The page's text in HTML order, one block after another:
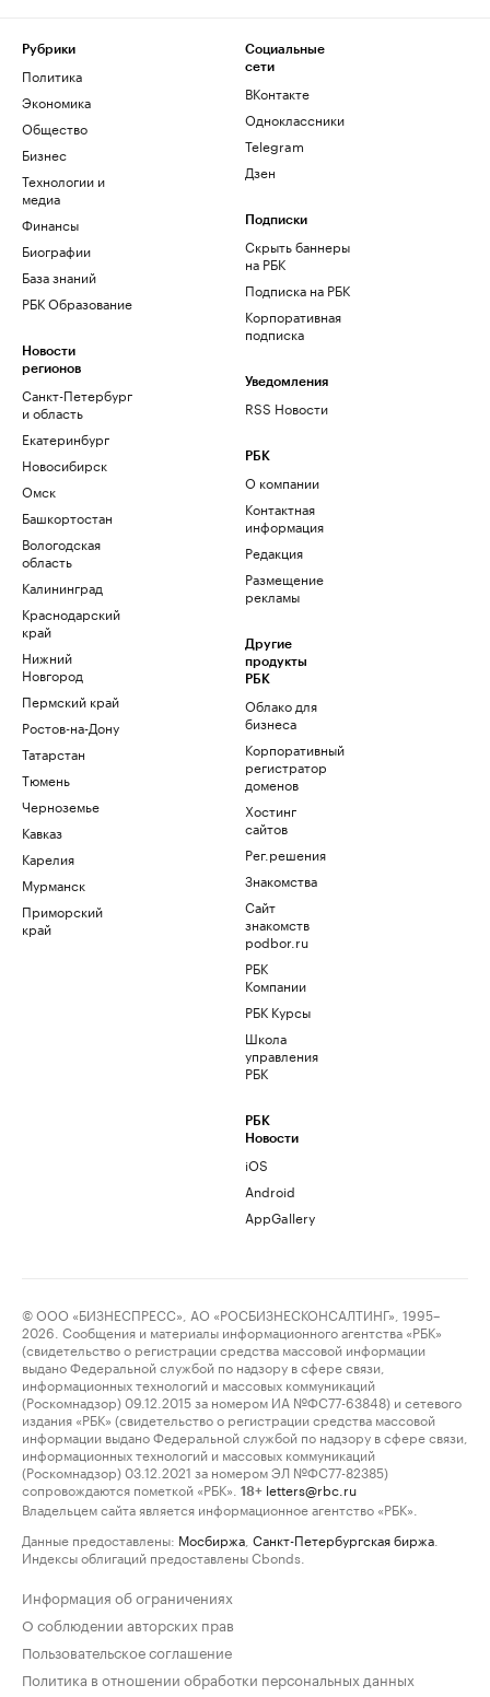
Рубрики
Политика
Экономика
Общество
Бизнес
Технологии и
медиа
Финансы
Биографии
База знаний
РБК Образование
Новости
регионов
Санкт-Петербург
и область
Екатеринбург
Новосибирск
Омск
Башкортостан
Вологодская
область
Калининград
Краснодарский
край
Нижний
Новгород
Пермский край
Ростов-на-Дону
Татарстан
Тюмень
Черноземье
Кавказ
Карелия
Мурманск
Приморский
край
Социальные
сети
ВКонтакте
Одноклассники
Telegram
Дзен
Подписки
Скрыть баннеры
на РБК
Подписка на РБК
Корпоративная
подписка
Уведомления
RSS Новости
РБК
О компании
Контактная
информация
Редакция
Размещение
рекламы
Другие
продукты
РБК
Облако для
бизнеса
Корпоративный
регистратор
доменов
Хостинг
сайтов
Рег.решения
Знакомства
Сайт
знакомств
podbor.ru
РБК
Компании
РБК Курсы
Школа
управления
РБК
РБК
Новости
iOS
Android
AppGallery
© ООО «БИЗНЕСПРЕСС», АО «РОСБИЗНЕСКОНСАЛТИНГ», 1995–
2026. Сообщения и материалы информационного агентства «РБК»
(свидетельство о регистрации средства массовой информации
выдано Федеральной службой по надзору в сфере связи,
информационных технологий и массовых коммуникаций
(Роскомнадзор) 09.12.2015 за номером ИА №ФС77-63848) и сетевого
издания «РБК» (свидетельство о регистрации средства массовой
информации выдано Федеральной службой по надзору в сфере связи,
информационных технологий и массовых коммуникаций
(Роскомнадзор) 03.12.2021 за номером ЭЛ №ФС77-82385)
сопровождаются пометкой «РБК».
18+ letters@rbc.ru
Владельцем сайта является информационное агентство «РБК».
Данные предоставлены: Мосбиржа Санкт-Петербургская биржа
Индексы облигаций предоставлены Cbonds.
Информация об ограничениях
О соблюдении авторских прав
Пользовательское соглашение
Политика в отношении обработки персональных данных